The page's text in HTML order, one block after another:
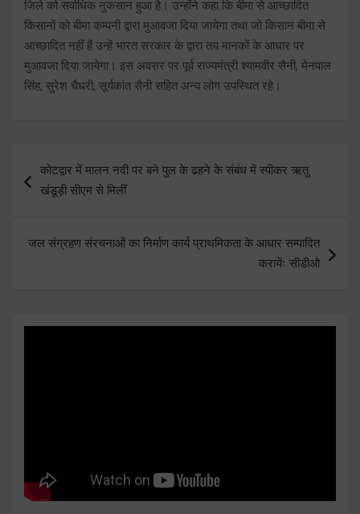
जिले को सर्वाधिक नुकसान हुआ है। उन्होंने कहा कि बीमा से आच्छादित
किसानों को बीमा कम्पनी द्वारा मुआवजा दिया जायेगा तथा जो किसान बीमा से
आच्छादित नहीं हैं उन्हें भारत सरकार के द्वारा तय मानकों के आधार पर
मुआवजा दिया जायेगा। इस अवसर पर पूर्व राज्यमंत्री श्यामवीर सैनी, मेनपाल
सिंह, सुरेश चैधरी, सूर्यकांत सैनी सहित अन्य लोग उपस्थित रहे।
navigation
कोटद्वार में मालन नदी पर बने पुल के ढहने के संबंध में स्पीकर ऋतु
खंडूड़ी सीएम से मिलीं
जल संग्रहण संरचनाओं का निर्माण कार्य प्राथमिकता के आधार सम्पादित
करायेंः सीडीओ